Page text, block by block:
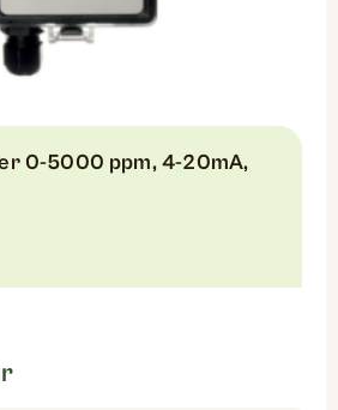
0-5000 ppm, 4-20mA,